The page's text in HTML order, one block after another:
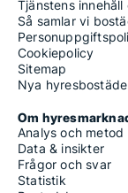
Tjänstens
Så samlar vi
Cookiepolicy
Sitemap
Nya
Om
Analys och metod
Data & insikter
Frågor och svar
Statistik